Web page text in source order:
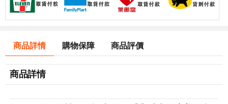
商品詳情 購物保障 商品評價
商品詳情